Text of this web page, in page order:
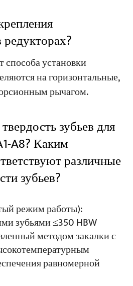
установки
на горизонтальные,
рычагом.
зубьев для
A8? Каким
различные
зубьев?
режим работы):
зубьями ≤350 HBW
методом закалки с
равномерной